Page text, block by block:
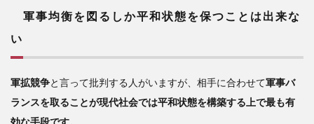
軍事均衡を図るしか平和状態を保つことは出来な
い
軍拡競争と言って批判する人がいますが、相手に合わせて軍事バ
ランスを取ることが現代社会では平和状態を構築する上で最も有
効な手段です。